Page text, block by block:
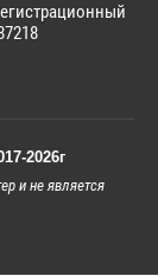
2026г
и не является